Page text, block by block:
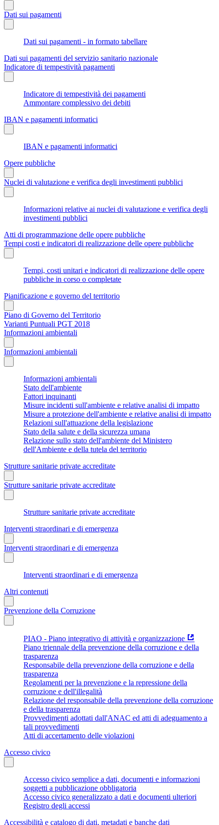
Dati sui pagamenti
Dati sui pagamenti - in formato tabellare
Dati sui pagamenti del servizio sanitario nazionale
Indicatore di tempestività pagamenti
Indicatore di tempestività dei pagamenti
Ammontare complessivo dei debiti
IBAN e pagamenti informatici
IBAN e pagamenti informatici
Opere pubbliche
Nuclei di valutazione e verifica degli investimenti pubblici
Informazioni relative ai nuclei di valutazione e verifica degli
investimenti pubblici
Atti di programmazione delle opere pubbliche
Tempi costi e indicatori di realizzazione delle opere pubbliche
Tempi, costi unitari e indicatori di realizzazione delle opere
pubbliche in corso o completate
Pianificazione e governo del territorio
Piano di Governo del Territorio
Varianti Puntuali PGT 2018
Informazioni ambientali
Informazioni ambientali
Informazioni ambientali
Stato dell'ambiente
Fattori inquinanti
Misure incidenti sull'ambiente e relative analisi di impatto
Misure a protezione dell'ambiente e relative analisi di impatto
Relazioni sull'attuazione della legislazione
Stato della salute e della sicurezza umana
Relazione sullo stato dell'ambiente del Ministero
dell'Ambiente e della tutela del territorio
Strutture sanitarie private accreditate
Strutture sanitarie private accreditate
Strutture sanitarie private accreditate
Interventi straordinari e di emergenza
Interventi straordinari e di emergenza
Interventi straordinari e di emergenza
Altri contenuti
Prevenzione della Corruzione
PIAO - Piano integrativo di attività e organizzazione
Piano triennale della prevenzione della corruzione e della
trasparenza
Responsabile della prevenzione della corruzione e della
trasparenza
Regolamenti per la prevenzione e la repressione della
corruzione e dell'illegalità
Relazione del responsabile della prevenzione della corruzione
e della trasparenza
Provvedimenti adottati dall'ANAC ed atti di adeguamento a
tali provvedimenti
Atti di accertamento delle violazioni
Accesso civico
Accesso civico semplice a dati, documenti e informazioni
soggetti a pubblicazione obbligatoria
Accesso civico generalizzato a dati e documenti ulteriori
Registro degli accessi
Accessibilità e catalogo di dati, metadati e banche dati